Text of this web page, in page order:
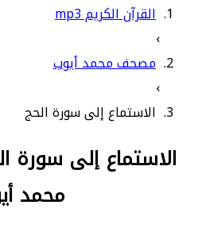
القرآن الكريم mp3
›
مصحف محمد أيوب
›
الاستماع إلى سورة الحج
الاستماع إلى سورة
محمد